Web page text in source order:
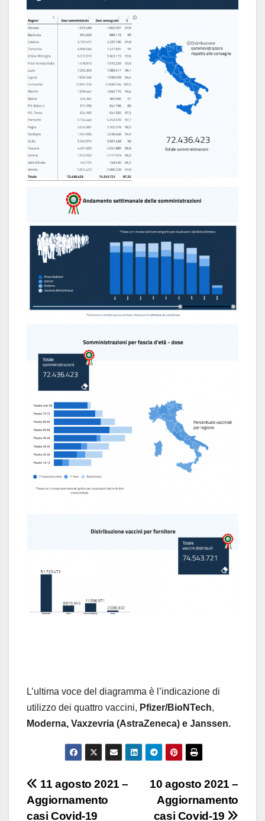
L’ultima voce del diagramma è l’indicazione di
utilizzo dei quattro vaccini, Pfizer/BioNTech,
Moderna, Vaxzevria (AstraZeneca) e Janssen.
Navigazione
articoli
10 agosto 2021 –
Aggiornamento
casi Covid-19
11 agosto 2021 –
Aggiornamento
casi Covid-19